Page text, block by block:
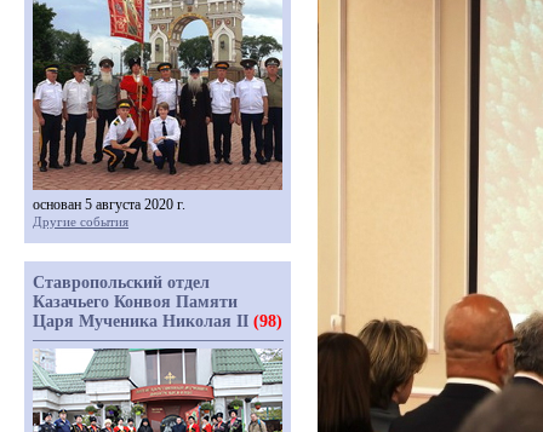
основан 5 августа 2020 г.
Другие события
Ставропольский отдел
Казачьего Конвоя Памяти
Царя Мученика Николая II (98)